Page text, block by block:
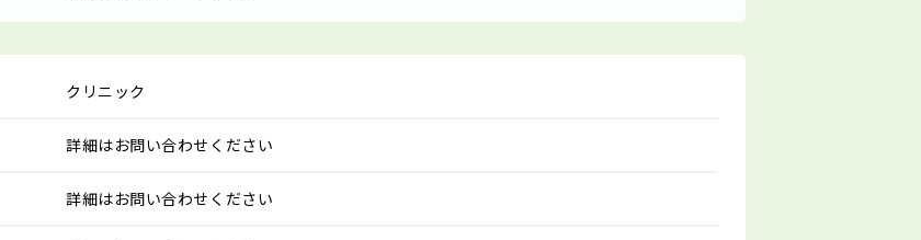
クリニック
詳細はお問い合わせください
詳細はお問い合わせください